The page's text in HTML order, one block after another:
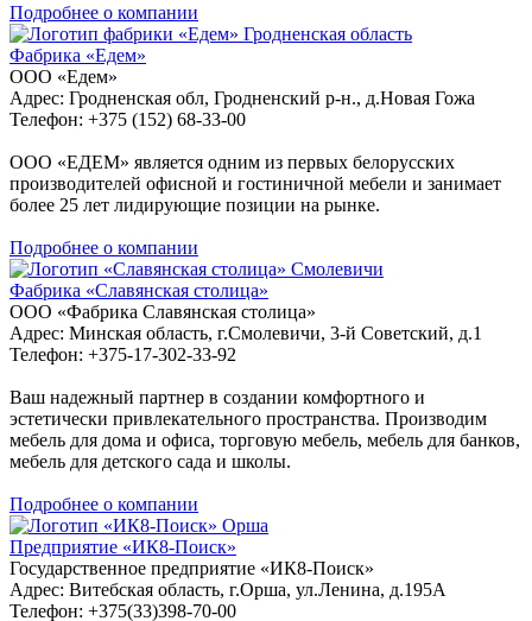
Подробнее о компании
Гродненская область
Фабрика «Едем»
ООО «Едем»
Адрес: Гродненская обл, Гродненский р-н., д.Новая Гожа
Телефон: +375 (152) 68-33-00
ООО «ЕДЕМ» является одним из первых белорусских
производителей офисной и гостиничной мебели и занимает
более 25 лет лидирующие позиции на рынке.
Подробнее о компании
Смолевичи
Фабрика «Славянская столица»
ООО «Фабрика Славянская столица»
Адрес: Минская область, г.Смолевичи, 3-й Советский, д.1
Телефон: +375-17-302-33-92
Ваш надежный партнер в создании комфортного и
эстетически привлекательного пространства. Производим
мебель для дома и офиса, торговую мебель, мебель для банков,
мебель для детского сада и школы.
Подробнее о компании
Орша
Предприятие «ИК8-Поиск»
Государственное предприятие «ИК8-Поиск»
Адрес: Витебская область, г.Орша, ул.Ленина, д.195А
Телефон: +375(33)398-70-00